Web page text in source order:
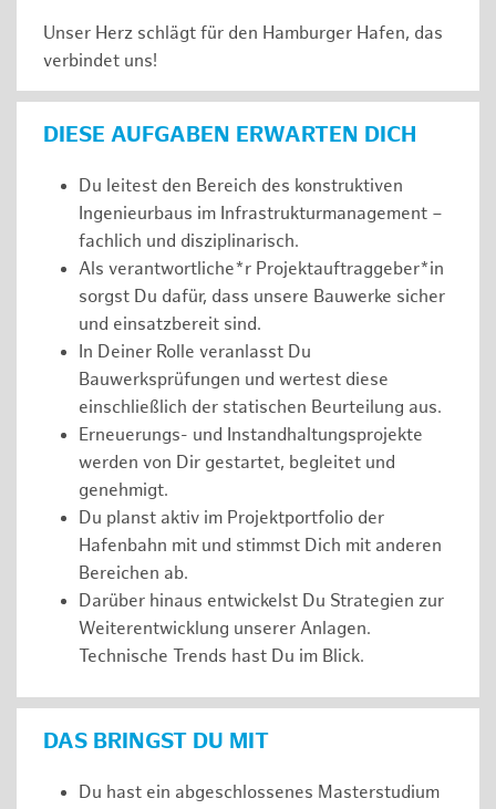
Unser Herz schlägt für den Hamburger Hafen, das
verbindet uns!
DIESE AUFGABEN ERWARTEN DICH
Du leitest den Bereich des konstruktiven
Ingenieurbaus im Infrastrukturmanagement –
fachlich und disziplinarisch.
Als verantwortliche*r Projektauftraggeber*in
sorgst Du dafür, dass unsere Bauwerke sicher
und einsatzbereit sind.
In Deiner Rolle veranlasst Du
Bauwerksprüfungen und wertest diese
einschließlich der statischen Beurteilung aus.
Erneuerungs- und Instandhaltungsprojekte
werden von Dir gestartet, begleitet und
genehmigt.
Du planst aktiv im Projektportfolio der
Hafenbahn mit und stimmst Dich mit anderen
Bereichen ab.
Darüber hinaus entwickelst Du Strategien zur
Weiterentwicklung unserer Anlagen.
Technische Trends hast Du im Blick.
DAS BRINGST DU MIT
Du hast ein abgeschlossenes Masterstudium